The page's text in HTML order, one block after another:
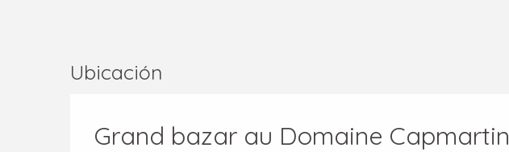
Ubicación
Grand bazar au Domaine Capmartin